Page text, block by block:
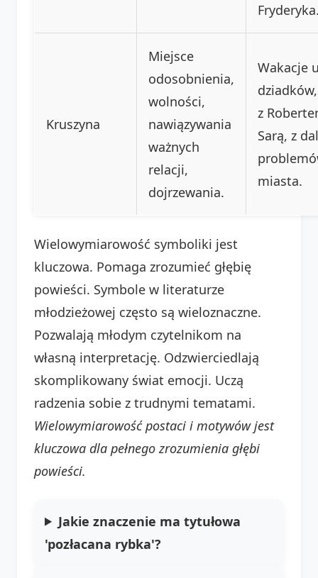
Kruszyna
Miejsce
odosobnienia,
wolności,
nawiązywania
ważnych
relacji,
dojrzewania.
Wakacje
z
Sarą, z
miasta.
Wielowymiarowość symboliki jest
kluczowa. Pomaga zrozumieć głębię
powieści. Symbole w literaturze
młodzieżowej często są wieloznaczne.
Pozwalają młodym czytelnikom na
własną interpretację. Odzwierciedlają
skomplikowany świat emocji. Uczą
radzenia sobie z trudnymi tematami.
Wielowymiarowość postaci i motywów jest
kluczowa dla pełnego zrozumienia głębi
powieści.
Jakie znaczenie ma tytułowa
'pozłacana rybka'?